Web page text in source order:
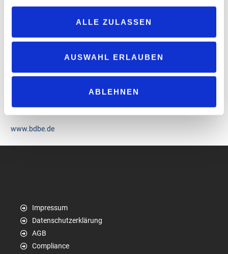
ALLE ZULASSEN
AUSWAHL ERLAUBEN
ABLEHNEN
Schindler betont zudem, dass die Forderung des
Bundeslandwirtschaftsministers die Nebenwirkung habe, die
Nachhaltigkeitsvorhaben und Resilienz anderer Sektoren wie der
Basischemikalie eingesetzt und für diesen Zweck nicht mehr aus
fossilen Quellen gewonnen. Es ist damit auch elementarer
Bestandteil der Liefer- und Produktionsketten der heimischen
www.bdbe.de
Impressum
Datenschutzerklärung
AGB
Compliance